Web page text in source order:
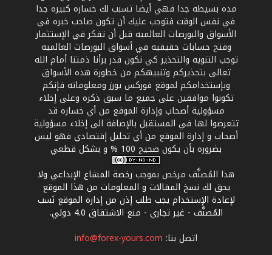
مده بسيطه جدا فهي أيضا تسبب لك خساره كبيره جدا
في نفس الوقت فتوجب عليك أن تكون صاحب خبره في
الأسواق والبورصات العالميه قبل أن تفكر في الإستثمار
وفتح حسابات حقيقيه في أسواق البورصات العالميه
توجب التنويه والتحذير كي نكون قدر برأنا ذمتنا أمام الله
تعالى بتحذيركم وتنبيهكم من خطورة هذه الأسواق
وبإستخدامكم لموقع فوركس يورز ومعلوماته فإنكم
تكونوا موافقين على جميع ما سبق ذكره وعلى إخلاء
مسؤولية أصحاب وإدارة الموقع من أي خساره قد
تتعرضوا لها في المستقبل بالإضافة الى إخلاء مسؤولية
أصحاب و إدارة الموقع من أي تحليل إقتصادي فهو ليس
بضروره بأن يكون صحيح 100 % و بشكل قطعي
هذا المُصنَّف مرخص بموجب رخصة المشاع الإبداعي ولا
يحق لك نسخ المقالات و المعلومات من هذا الموقع
لإعادة الإستخدام يجب طلب إذن من إدارة الموقع نَسب
المُصنَّف - غير تجاري - منع الاشتقاق 4.0 دولي
.
اتصل بنا: info@forex-yours.com